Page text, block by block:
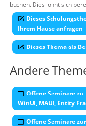
buchen. Dies lohnt sich
Dieses
Ihrem Hause anfragen
Dieses Thema als
Andere
Offene Seminare zu
WinUI, MAUI, Entity
Offene Seminare